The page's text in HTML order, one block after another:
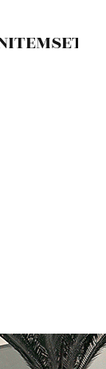
ITEMSET